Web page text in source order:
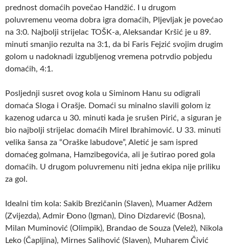
prednost domaćih povečao Handžić. I u drugom
poluvremenu veoma dobra igra domaćih, Pljevljak je povećao
na 3:0. Najbolji strijelac TOŠK-a, Aleksandar Kršić je u 89.
minuti smanjio rezulta na 3:1, da bi Faris Fejzić svojim drugim
golom u nadoknadi izgubljenog vremena potrvdio pobjedu
domaćih, 4:1.
Posljednji susret ovog kola u Siminom Hanu su odigrali
domaća Sloga i Orašje. Domaći su minalno slavili golom iz
kazenog udarca u 30. minuti kada je srušen Pirić, a siguran je
bio najbolji strijelac domaćih Mirel Ibrahimović. U 33. minuti
velika šansa za “Oraške labudove”, Aletić je sam ispred
domaćeg golmana, Hamzibegovića, ali je šutirao pored gola
domaćih. U drugom poluvremenu niti jedna ekipa nije priliku
za gol.
Idealni tim kola: Sakib Brezičanin (Slaven), Muamer Adžem
(Zvijezda), Admir Đono (Igman), Dino Dizdarević (Bosna),
Milan Muminović (Olimpik), Brandao de Souza (Velež), Nikola
Leko (Čapljina), Mirnes Salihović (Slaven), Muharem Čivić